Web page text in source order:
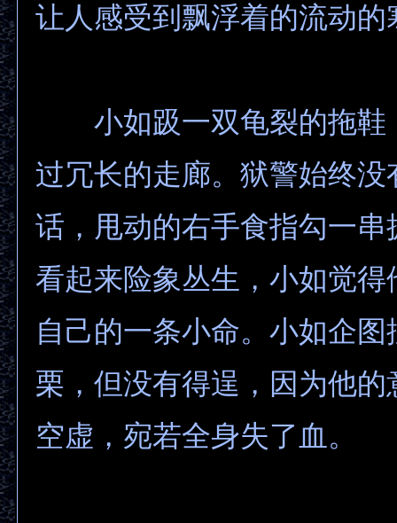
让人感受到飘浮着的流动的
小如趿一双龟裂的拖鞋
过冗长的走廊。狱警始终没
话，甩动的右手食指勾一串
看起来险象丛生，小如觉得
自己的一条小命。小如企
栗，但没有得逞，因为他的
空虚，宛若全身失了血。